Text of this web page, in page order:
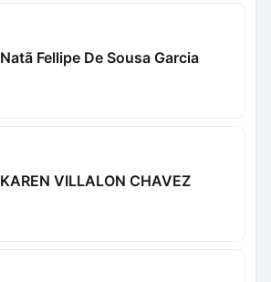
Natã Fellipe De Sousa Garcia
KAREN VILLALON CHAVEZ